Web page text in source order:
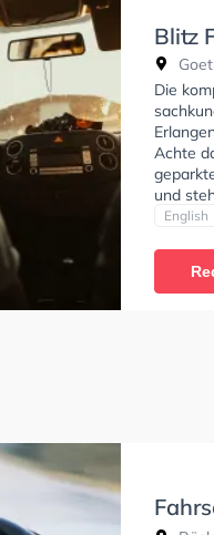
Blitz
Die
Achte
und
um
English